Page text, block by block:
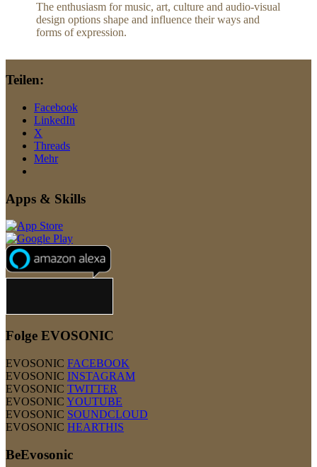
The enthusiasm for music, art, culture and audio-visual
design options shape and influence their ways and
forms of expression.
Teilen:
Facebook
LinkedIn
X
Threads
Mehr
Apps & Skills
Folge EVOSONIC
EVOSONIC FACEBOOK
EVOSONIC INSTAGRAM
EVOSONIC TWITTER
EVOSONIC YOUTUBE
EVOSONIC SOUNDCLOUD
EVOSONIC HEARTHIS
BeEvosonic